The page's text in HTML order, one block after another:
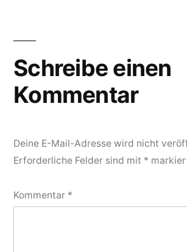
Schreibe einen
Kommentar
Deine E-Mail-Adresse wird nicht
Erforderliche Felder sind mit *
Kommentar *